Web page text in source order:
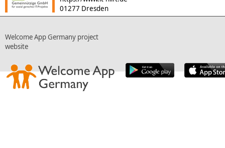
01277 Dresden
Welcome App Germany project
website